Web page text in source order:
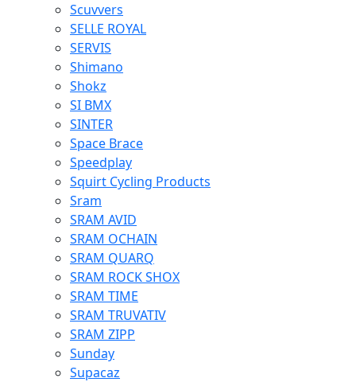
Scuvvers
SELLE ROYAL
SERVIS
Shimano
Shokz
SI BMX
SINTER
Space Brace
Speedplay
Squirt Cycling Products
Sram
SRAM AVID
SRAM OCHAIN
SRAM QUARQ
SRAM ROCK SHOX
SRAM TIME
SRAM TRUVATIV
SRAM ZIPP
Sunday
Supacaz